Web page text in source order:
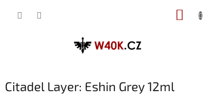
Citadel Layer: Eshin Grey 12ml